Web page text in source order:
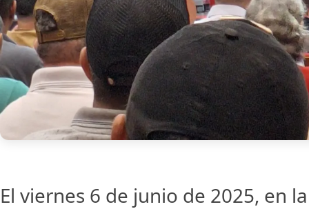
El viernes 6 de junio de 2025, en